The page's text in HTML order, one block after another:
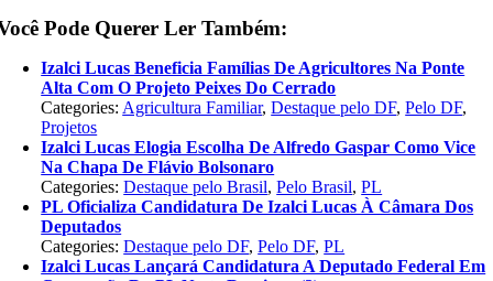
Pode Querer Ler Também:
Izalci Lucas Beneficia Famílias De Agricultores Na Ponte
Alta Com O Projeto Peixes Do Cerrado
Categories: Agricultura Familiar,Destaque pelo DF,Pelo DF,
Projetos
Izalci Lucas Elogia Escolha De Alfredo Gaspar Como Vice
Na Chapa De Flávio Bolsonaro
Categories:Destaque pelo Brasil,Pelo Brasil,PL
PL Oficializa Candidatura De Izalci Lucas À Câmara Dos
Deputados
Categories:Destaque pelo DF,Pelo DF,PL
Izalci Lucas Lançará Candidatura A Deputado Federal Em